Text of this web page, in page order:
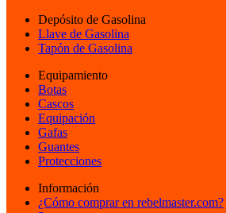
Depósito de Gasolina
Llave de Gasolina
Tapón de Gasolina
Equipamiento
Botas
Cascos
Equipación
Gafas
Guantes
Protecciones
Información
¿Cómo comprar en rebelmaster.com?